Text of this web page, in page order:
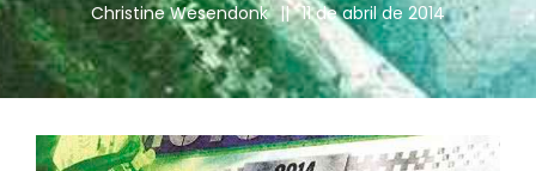
Christine Wesendonk || 11 de abril de 2014